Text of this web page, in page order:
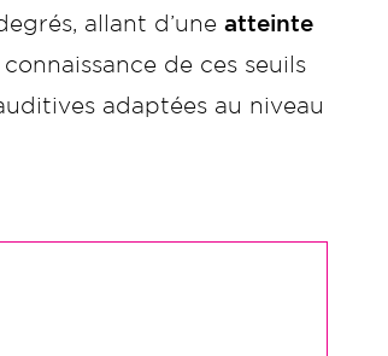
allant d’une atteinte
de ces seuils
adaptées au niveau